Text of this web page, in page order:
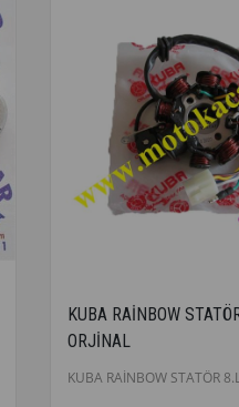
KUBA RAİNBOW
ORJİNAL
KUBA RAİNBOW STATÖR